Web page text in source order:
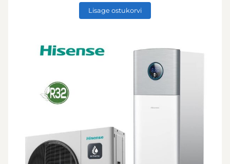
Lisage ostukorvi